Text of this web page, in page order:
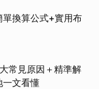
換算公式+實用布
常見原因＋精準解
一文看懂